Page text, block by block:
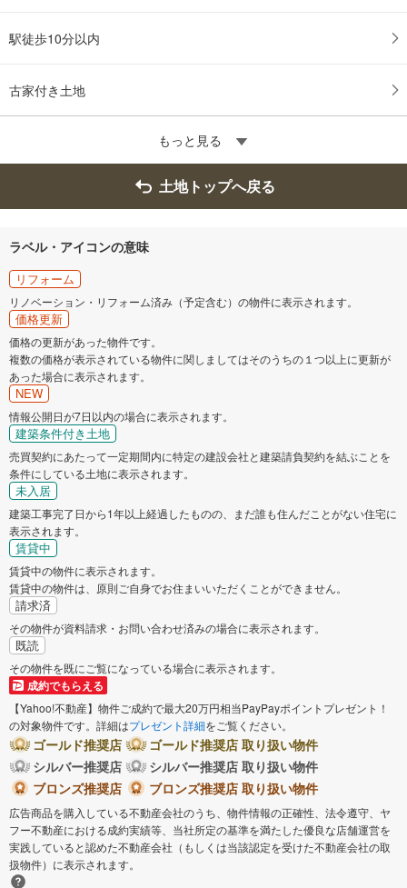
駅徒歩10分以内
古家付き土地
もっと見る
土地トップへ戻る
ラベル・アイコンの意味
リフォーム
リノベーション・リフォーム済み（予定含む）の物件に表示されます。
価格更新
価格の更新があった物件です。
複数の価格が表示されている物件に関しましてはそのうちの１つ以上に更新が
あった場合に表示されます。
NEW
情報公開日が7日以内の場合に表示されます。
建築条件付き土地
売買契約にあたって一定期間内に特定の建設会社と建築請負契約を結ぶことを
条件にしている土地に表示されます。
未入居
建築工事完了日から1年以上経過したものの、まだ誰も住んだことがない住宅に
表示されます。
賃貸中
賃貸中の物件に表示されます。
賃貸中の物件は、原則ご自身でお住まいいただくことができません。
請求済
その物件が資料請求・お問い合わせ済みの場合に表示されます。
既読
その物件を既にご覧になっている場合に表示されます。
成約でもらえる
【Yahoo!不動産】物件ご成約で最大20万円相当PayPayポイントプレゼント！
の対象物件です。詳細はプレゼント詳細をご覧ください。
ゴールド推奨店
ゴールド推奨店 取り扱い物件
シルバー推奨店
シルバー推奨店 取り扱い物件
ブロンズ推奨店
ブロンズ推奨店 取り扱い物件
広告商品を購入している不動産会社のうち、物件情報の正確性、法令遵守、ヤ
フー不動産における成約実績等、当社所定の基準を満たした優良な店舗運営を
実践していると認めた不動産会社（もしくは当該認定を受けた不動産会社の取
扱物件）に表示されます。